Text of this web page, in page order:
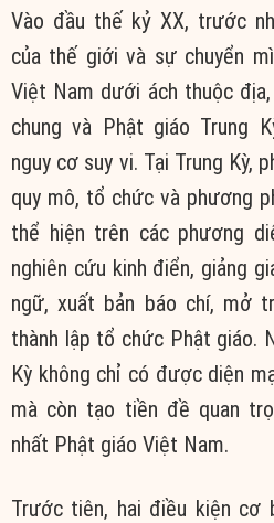
Vào đầu thế kỷ XX, trước
của thế giới và sự chuyển
Việt Nam dưới ách thuộc
chung và Phật giáo Trung
nguy cơ suy vi. Tại Trung Kỳ,
quy mô, tổ chức và phương
thể hiện trên các phương
nghiên cứu kinh điển, giảng
ngữ, xuất bản báo chí, mở
thành lập tổ chức Phật giáo.
Kỳ không chỉ có được diện
mà còn tạo tiền đề quan
nhất Phật giáo Việt Nam.
Trước tiên, hai điều kiện cơ